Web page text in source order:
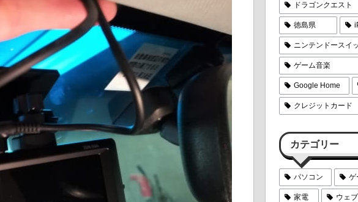
ドラゴンクエスト
徳島県
ニンテンドースイ
ゲーム音楽
Google Home
クレジットカード
カテゴリー
パソコン ゲ
家電 ウェブ